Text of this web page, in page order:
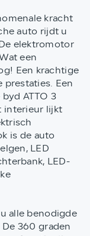
kracht
auto rijdt u
elektromotor
een
Een krachtige
Een
ATTO 3
interieur lijkt
is de auto
LED
LED-
alle benodigde
360 graden